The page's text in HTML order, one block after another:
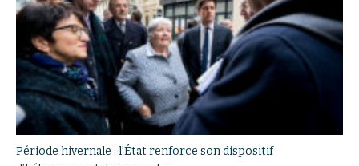
Période hivernale : l’État renforce son dispositif